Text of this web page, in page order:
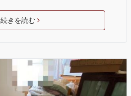
続きを読む